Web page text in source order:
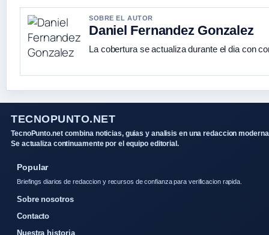
SOBRE EL AUTOR
Daniel Fernandez Gonzalez
La cobertura se actualiza durante el dia con
TECNOPUNTO.NET
TecnoPunto.net combina noticias, guias y analisis en una redaccion
Se actualiza continuamente por el equipo editorial.
Popular
Briefings diarios de redaccion y recursos de confianza para verificacion rapida.
Sobre nosotros
Contacto
Nuestra historia